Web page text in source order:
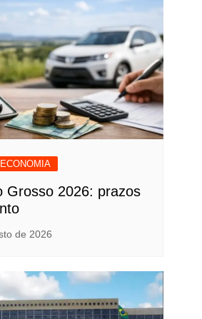
ECONOMIA
Grosso 2026: prazos
de 2026